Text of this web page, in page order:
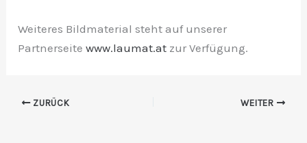
Weiteres Bildmaterial steht auf unserer
Partnerseitewww.laumat.at zur Verfügung.
ZURÜCK WEITER